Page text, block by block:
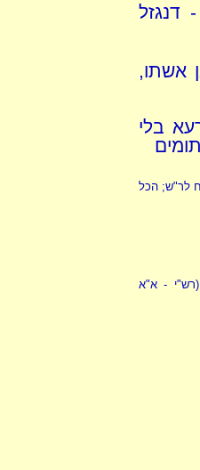
דנגזל
אשתו,
בלי
לר"ש; הכל
(רש"י - א"א